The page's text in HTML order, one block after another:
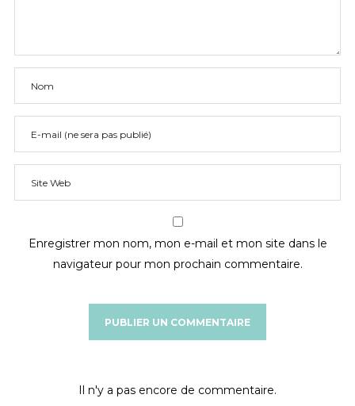
Enregistrer mon nom, mon e-mail et mon site dans le
navigateur pour mon prochain commentaire.
Il n'y a pas encore de commentaire.